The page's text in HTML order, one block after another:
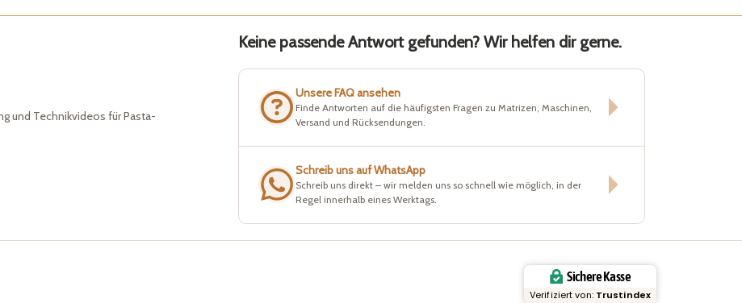
und Technikvideos für Pasta-
Keine passende Antwort gefunden? Wir helfen dir gerne.
Unsere FAQ ansehen
Finde Antworten auf die häufigsten Fragen zu Matrizen, Maschinen,
Versand und Rücksendungen.
Schreib uns auf WhatsApp
Schreib uns direkt – wir melden uns so schnell wie möglich, in der
Regel innerhalb eines Werktags.
Sichere Kasse
Verifiziert von: Trustindex